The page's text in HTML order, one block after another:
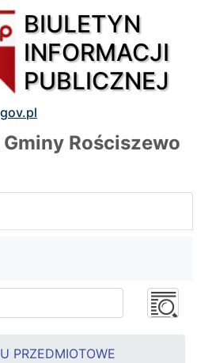
BIULETYN
INFORMACJI
PUBLICZNEJ
Rościszewo
PRZEDMIOTOWE